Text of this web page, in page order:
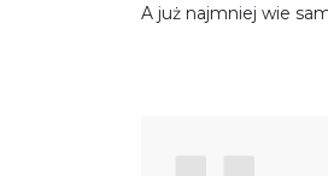
A już najmniej wie